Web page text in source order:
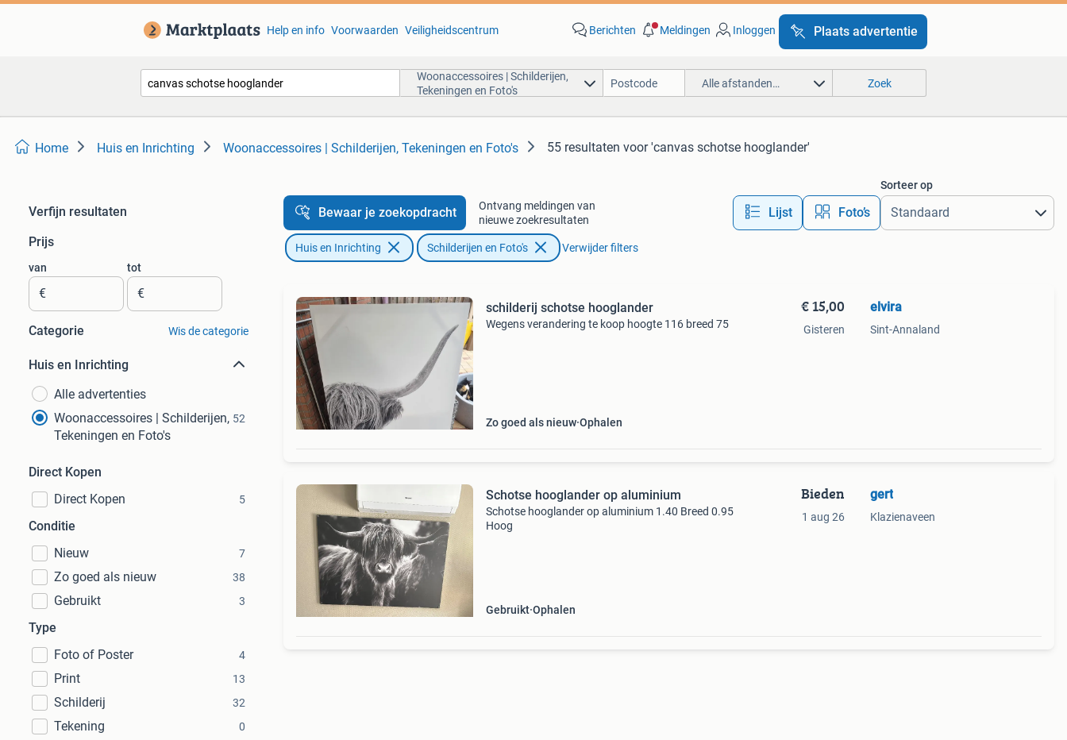
Help en info Voorwaarden Veiligheidscentrum Berichten Meldingen Inloggen Plaats advertentie
Woonaccessoires | Schilderijen,
Tekeningen en Foto's
Alle afstanden… Zoek
Home Huis en Inrichting Woonaccessoires | Schilderijen, Tekeningen en Foto's 55 resultaten voor 'canvas schotse hooglander'
Verfijn resultaten
Prijs
van
€
tot
€
Categorie Wis de categorie
Huis en Inrichting
Alle advertenties
Woonaccessoires | Schilderijen,
Tekeningen en Foto's
52
Direct Kopen
Direct Kopen
5
Conditie
Nieuw
7
Zo goed als nieuw 38
Gebruikt 3
Type
Foto of Poster
4
Print 13
Schilderij 32
Tekening 0
Bewaar je zoekopdracht
Ontvang meldingen van
nieuwe zoekresultaten
Lijst Foto’s
Sorteer op
Huis en Inrichting Schilderijen en Foto's Verwijder filters
schilderij schotse hooglander
Wegens verandering te koop hoogte 116 breed 75
Zo goed als nieuw Ophalen
€ 15,00
Gisteren
elvira
Sint-Annaland
Schotse hooglander op aluminium
Schotse hooglander op aluminium 1.40 Breed 0.95
Hoog
Gebruikt Ophalen
Bieden
1 aug 26
gert
Klazienaveen